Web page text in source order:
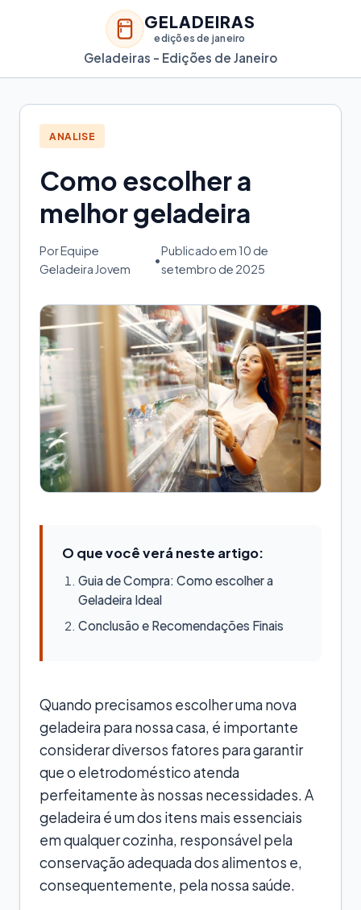
GELADEIRAS
edições de janeiro
Geladeiras - Edições de Janeiro
ANALISE
Como escolher a
melhor geladeira
Por Equipe
Geladeira Jovem
•
Publicado em 10 de
setembro de 2025
O que você verá neste artigo:
Guia de Compra: Como escolher a
Geladeira Ideal
Conclusão e Recomendações Finais
Quando precisamos escolher uma nova
geladeira para nossa casa, é importante
considerar diversos fatores para garantir
que o eletrodoméstico atenda
perfeitamente às nossas necessidades. A
geladeira é um dos itens mais essenciais
em qualquer cozinha, responsável pela
conservação adequada dos alimentos e,
consequentemente, pela nossa saúde.